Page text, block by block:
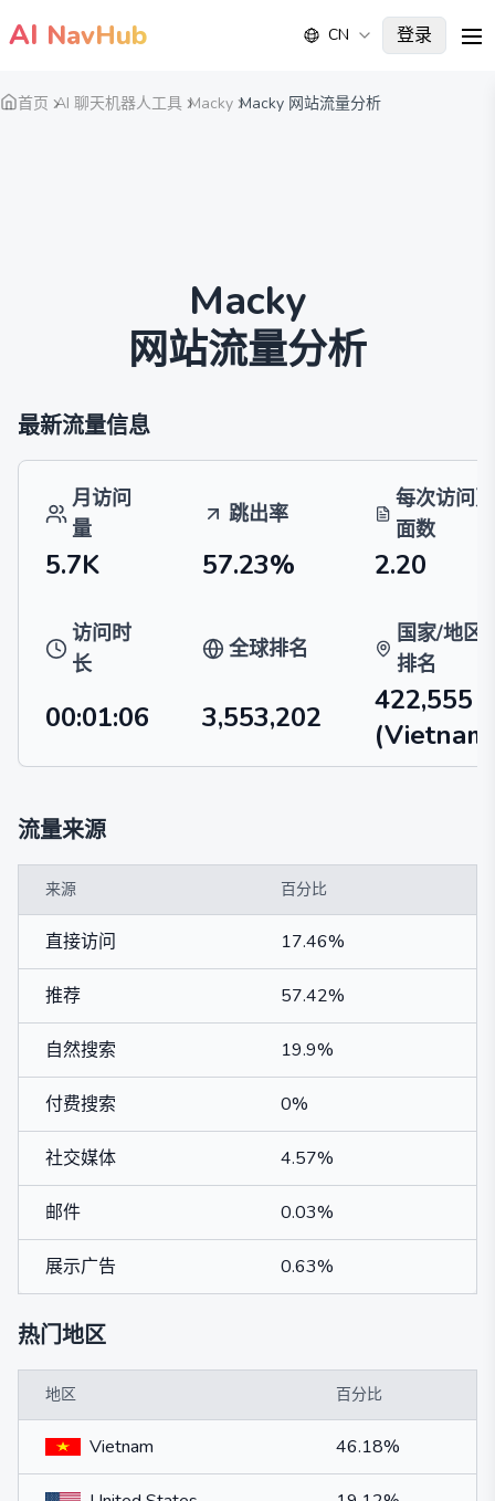
AI NavHub CN 登录
首页 AI 聊天机器人工具 Macky Macky 网站流量分析
Macky
网站流量分析
最新流量信息
月访问
量
跳出率
每次访问页
面数
5.7K 57.23% 2.20
访问时
长
全球排名
国家/地区
排名
00:01:06 3,553,202
422,555
流量来源
来源 百分比
直接访问 17.46%
推荐 57.42%
自然搜索 19.9%
付费搜索 0%
社交媒体 4.57%
邮件 0.03%
展示广告 0.63%
热门地区
地区 百分比
Vietnam 46.18%